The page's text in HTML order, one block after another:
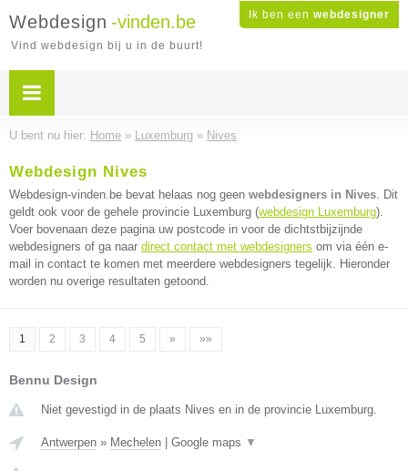
Ik ben een webdesigner
Webdesign -vinden.be
Vind webdesign bij u in de buurt!
U bent nu hier: Home » Luxemburg » Nives
Webdesign Nives
Webdesign-vinden.be bevat helaas nog geen webdesigners in Nives. Dit
geldt ook voor de gehele provincie Luxemburg (webdesign Luxemburg).
Voer bovenaan deze pagina uw postcode in voor de dichtstbijzijnde
webdesigners of ga naar direct contact met webdesigners om via één e-
mail in contact te komen met meerdere webdesigners tegelijk. Hieronder
worden nu overige resultaten getoond.
1 2 3 4 5 » »»
Bennu Design
Niet gevestigd in de plaats Nives en in de provincie Luxemburg.
Antwerpen » Mechelen Google maps ▼